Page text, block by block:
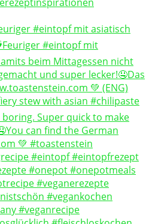
#eintopf mit asiatisch